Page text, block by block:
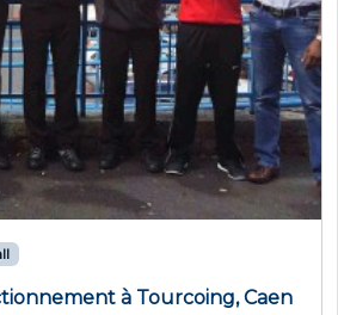
à Tourcoing, Caen